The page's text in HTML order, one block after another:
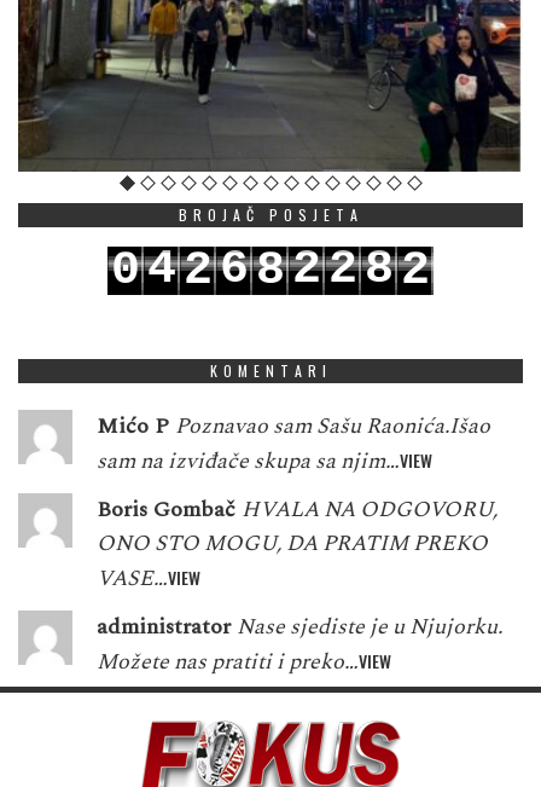
BROJAČ POSJETA
042682282
KOMENTARI
Mićo P Poznavao sam Sašu Raonića.Išao
sam na izviđače skupa sa njim…VIEW
Boris Gombač HVALA NA ODGOVORU,
ONO STO MOGU, DA PRATIM PREKO
VASE…VIEW
administrator Nase sjediste je u Njujorku.
Možete nas pratiti i preko…VIEW